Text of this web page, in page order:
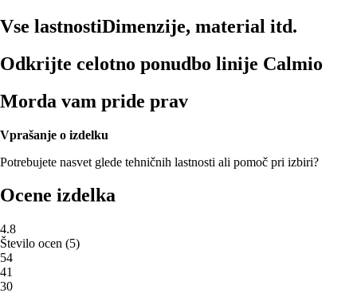
Vse lastnostiDimenzije, material itd.
Odkrijte celotno ponudbo linije Calmio
Morda vam pride prav
Vprašanje o izdelku
Potrebujete nasvet glede tehničnih lastnosti ali pomoč pri izbiri?
Ocene izdelka
4.8
Število ocen (5)
54
41
30